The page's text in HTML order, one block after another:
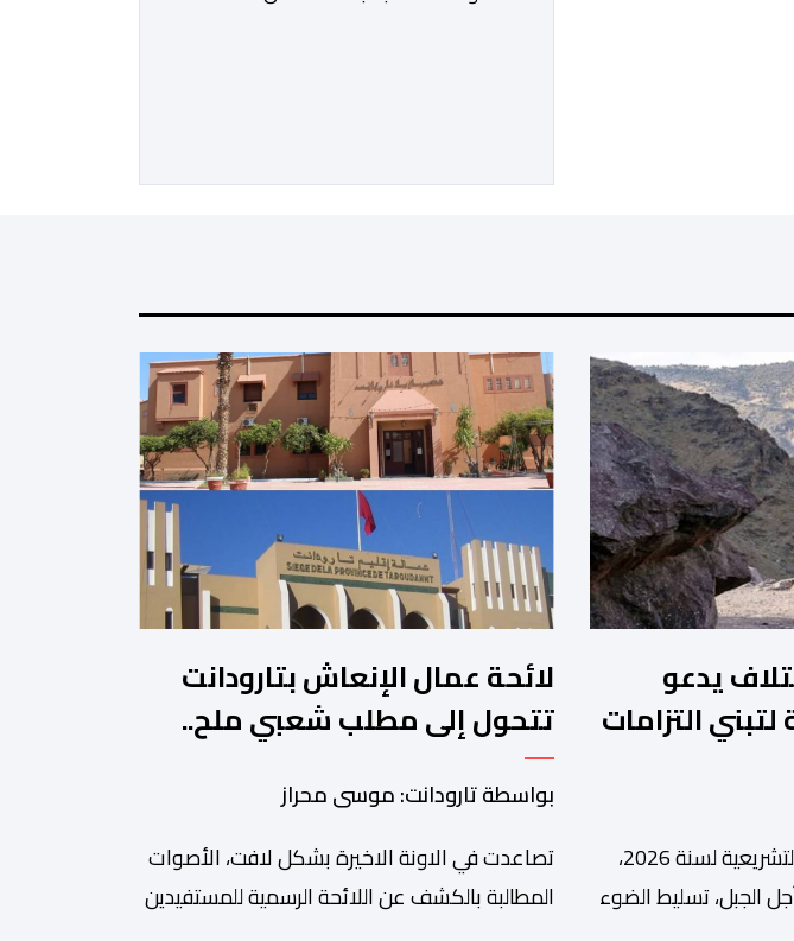
التواصل الاجتماعي، وسط دعوات
الكبير بن طوطو، ثم شخص اخر […]
2026 .. ائتلاف يدعو
التزامات
الجبلية
مع اقتراب الاستحقاقات التشريعية لسنة 2026،
الجبل، تسليط الضوء
لائحة عمال الإنعاش بتارودانت
تتحول إلى مطلب شعبي ملح..
فمن يجيب؟.
بواسطة تارودانت: موسى محراز
تصاعدت في الاونة الاخيرة بشكل لافت، الأصوات
المطالبة بالكشف عن اللائحة الرسمية للمستفيدين